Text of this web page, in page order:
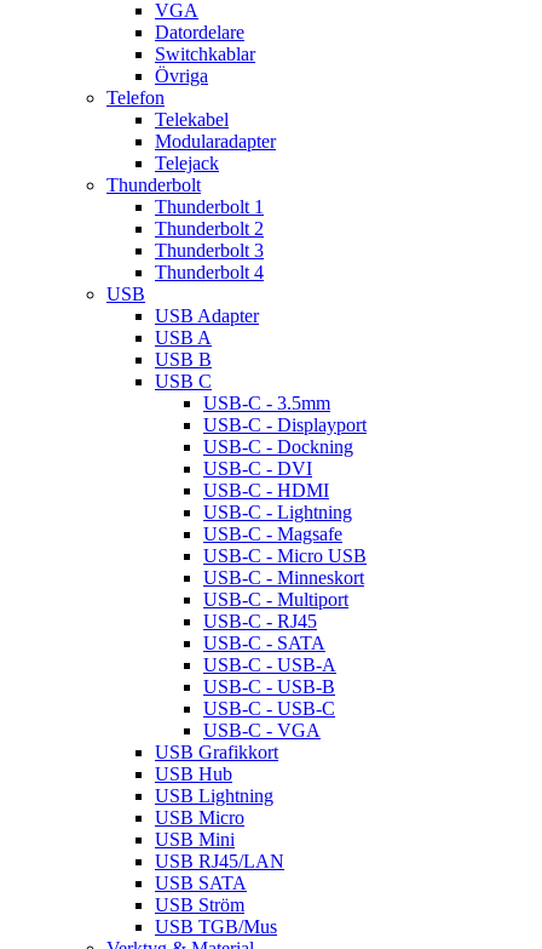
VGA
Datordelare
Switchkablar
Övriga
Telefon
Telekabel
Modularadapter
Telejack
Thunderbolt
Thunderbolt 1
Thunderbolt 2
Thunderbolt 3
Thunderbolt 4
USB
USB Adapter
USB A
USB B
USB C
USB-C - 3.5mm
USB-C - Displayport
USB-C - Dockning
USB-C - DVI
USB-C - HDMI
USB-C - Lightning
USB-C - Magsafe
USB-C - Micro USB
USB-C - Minneskort
USB-C - Multiport
USB-C - RJ45
USB-C - SATA
USB-C - USB-A
USB-C - USB-B
USB-C - USB-C
USB-C - VGA
USB Grafikkort
USB Hub
USB Lightning
USB Micro
USB Mini
USB RJ45/LAN
USB SATA
USB Ström
USB TGB/Mus